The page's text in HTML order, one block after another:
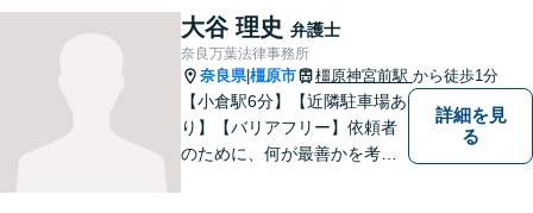
大谷 理史 弁護士
奈良万葉法律事務所
奈良県|橿原市 橿原神宮前駅 から徒歩1分
【小倉駅6分】【近隣駐車場あ
り】【バリアフリー】依頼者
のために、何が最善かを考
詳細を見
る